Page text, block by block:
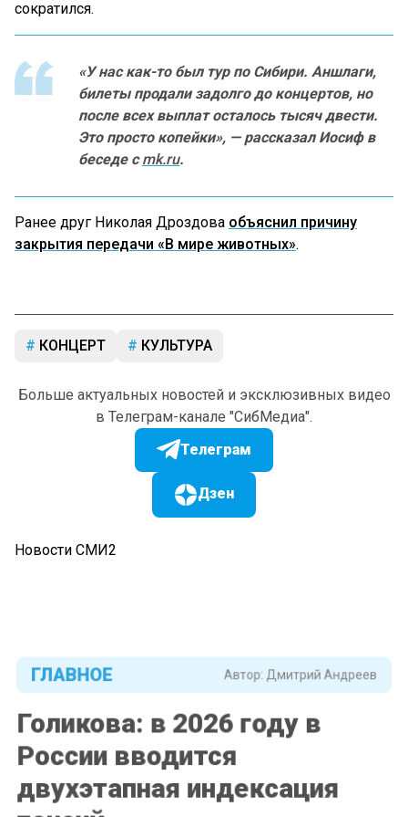
сократился.
«У нас как-то был тур по Сибири. Аншлаги,
билеты продали задолго до концертов, но
после всех выплат осталось тысяч двести.
Это просто копейки», — рассказал Иосиф в
беседе сmk.ru.
Ранее друг Николая Дроздова объяснил причину
закрытия передачи «В мире животных».
КОНЦЕРТ КУЛЬТУРА
Больше актуальных новостей и эксклюзивных видео
в Телеграм-канале "СибМедиа".
Телеграм
Дзен
Новости СМИ2
Автор: Дмитрий Андреев
ГЛАВНОЕ
Голикова: в 2026 году в
России вводится
двухэтапная индексация